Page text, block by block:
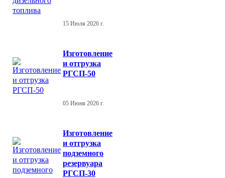
15 Июля 2026 г.
Изготовление
и отгрузка
РГСП-50
05 Июня 2026 г.
Изготовление
и отгрузка
подземного
резервуара
РГСП-30